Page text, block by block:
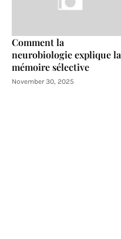
Comment la
neurobiologie explique la
mémoire sélective
November 30, 2025